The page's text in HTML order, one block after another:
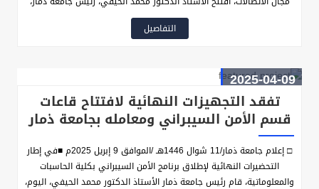
اليوم الثلاثاء، معمل الأمن السيبراني بكلية الحاسبات والمعلوماتية، بحضور
نائبه لشؤون الطلاب الأستاذ الدكتور عبدالكافي الرفاعي، ونائب رئيس
التفاصيل
2025-04-09
تفقد التجهيزات النهائية لافتتاح قاعات
قسم الأمن السيبراني ومعامله بجامعة ذمار
□ إعلام جامعة ذمار/11 شوال 1446هـ /الموافق 9 إبريل 2025م ■في إطار
التحضيرات النهائية لإطلاق برنامج الأمن السيبراني بكلية الحاسبات
والمعلوماتية، قام رئيس جامعة ذمار الأستاذ الدكتور محمد الحيفي، اليوم،